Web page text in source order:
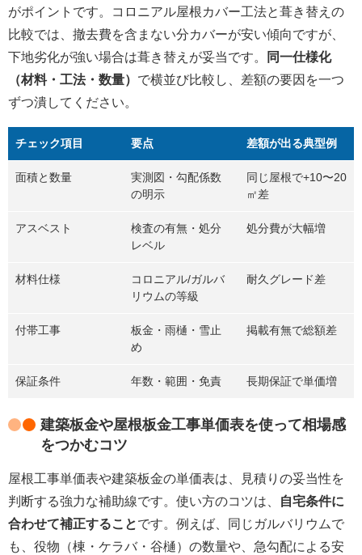
がポイントです。コロニアル屋根カバー工法と葺き替えの
比較では、撤去費を含まない分カバーが安い傾向ですが、
下地劣化が強い場合は葺き替えが妥当です。
同一仕様化
（材料・工法・数量） で横並び比較し、差額の要因を一つ
ずつ潰してください。
チェック項目 要点 差額が出る典型例
面積と数量
実測図・勾配係数
の明示
同じ屋根で+10〜20
㎡差
アスベスト
検査の有無・処分
レベル
処分費が大幅増
材料仕様
コロニアル/ガルバ
リウムの等級
耐久グレード差
付帯工事
板金・雨樋・雪止
め
掲載有無で総額差
保証条件 年数・範囲・免責 長期保証で単価増
建築板金や屋根板金工事単価表を使って相場感
をつかむコツ
屋根工事単価表や建築板金の単価表は、見積りの妥当性を
判断する強力な補助線です。使い方のコツは、
自宅条件に
合わせて補正することです。例えば、同じガルバリウムで
も、役物（棟・ケラバ・谷樋）の数量や、急勾配による安